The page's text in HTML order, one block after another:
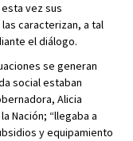
vez sus
caracterizan, a tal
el diálogo.
se generan
social estaban
Alicia
Nación; “llegaba a
y equipamiento